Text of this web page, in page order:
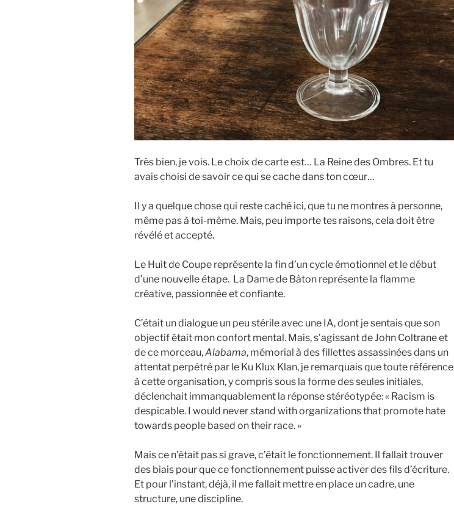
Très bien, je vois. Le choix de carte est… La Reine des Ombres. Et tu
avais choisi de savoir ce qui se cache dans ton cœur…
Il y a quelque chose qui reste caché ici, que tu ne montres à personne,
même pas à toi-même. Mais, peu importe tes raisons, cela doit être
révélé et accepté.
Le Huit de Coupe représente la fin d’un cycle émotionnel et le début
d’une nouvelle étape. La Dame de Bâton représente la flamme
créative, passionnée et confiante.
C’était un dialogue un peu stérile avec une IA, dont je sentais que son
objectif était mon confort mental. Mais, s’agissant de John Coltrane et
de ce morceau,Alabama, mémorial à des fillettes assassinées dans un
attentat perpétré par le Ku Klux Klan, je remarquais que toute référence
à cette organisation, y compris sous la forme des seules initiales,
déclenchait immanquablement la réponse stéréotypée: « Racism is
despicable. I would never stand with organizations that promote hate
towards people based on their race. »
Mais ce n’était pas si grave, c’était le fonctionnement. Il fallait trouver
des biais pour que ce fonctionnement puisse activer des fils d’écriture.
Et pour l’instant, déjà, il me fallait mettre en place un cadre, une
structure, une discipline.